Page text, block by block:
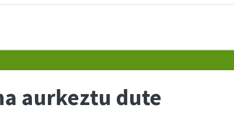
aurkeztu dute